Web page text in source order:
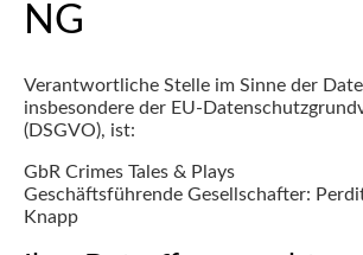
NG
Verantwortliche Stelle im Sinne der
insbesondere der EU-
(DSGVO), ist:
GbR Crimes Tales & Plays
Geschäftsführende Gesellschafter:
Knapp